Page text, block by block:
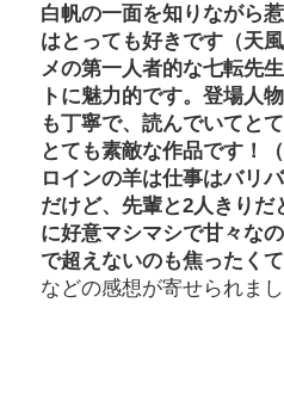
白帆の一面を知りながら
はとっても好きです（天風
メの第一人者的な七転先
トに魅力的です。登場人
も丁寧で、読んでいてと
とても素敵な作品です！（
ロインの羊は仕事はバリ
だけど、先輩と2人きりだ
に好意マシマシで甘々な
で超えないのも焦ったく
などの感想が寄せられまし